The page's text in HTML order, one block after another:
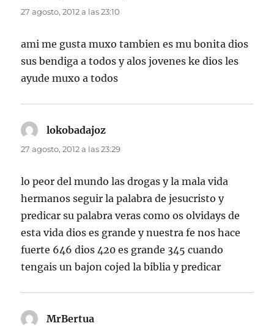
27 agosto, 2012 a las 23:10
ami me gusta muxo tambien es mu bonita dios
sus bendiga a todos y alos jovenes ke dios les
ayude muxo a todos
lokobadajoz
27 agosto, 2012 a las 23:29
lo peor del mundo las drogas y la mala vida
hermanos seguir la palabra de jesucristo y
predicar su palabra veras como os olvidays de
esta vida dios es grande y nuestra fe nos hace
fuerte 646 dios 420 es grande 345 cuando
tengais un bajon cojed la biblia y predicar
MrBertua